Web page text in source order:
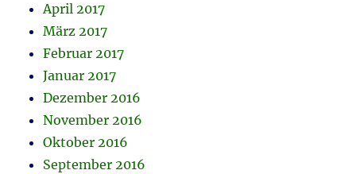
April 2017
März 2017
Februar 2017
Januar 2017
Dezember 2016
November 2016
Oktober 2016
September 2016